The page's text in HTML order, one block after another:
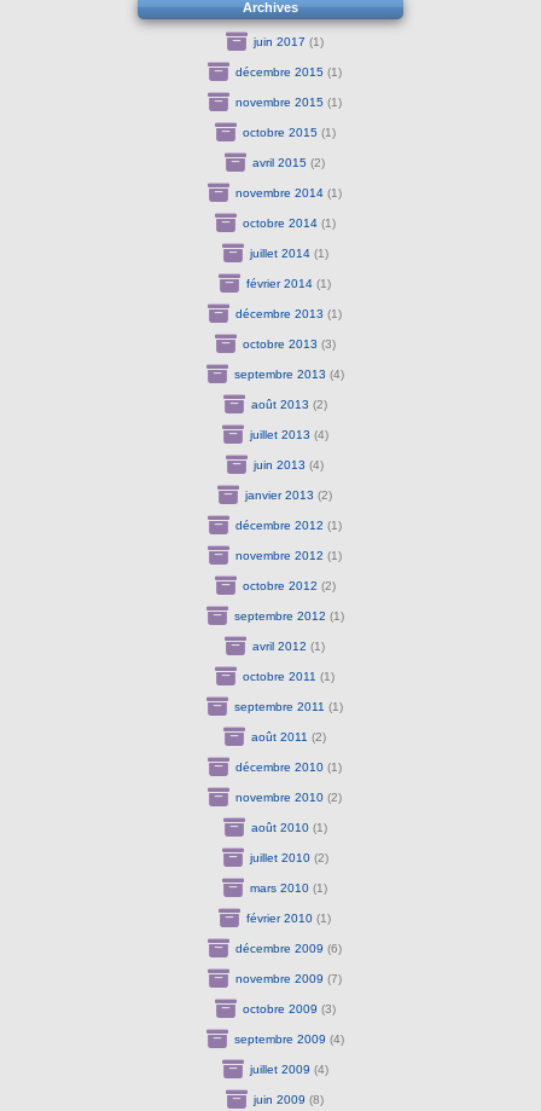
Archives
juin 2017 (1)
décembre 2015 (1)
novembre 2015 (1)
octobre 2015 (1)
avril 2015 (2)
novembre 2014 (1)
octobre 2014(1)
juillet 2014(1)
février 2014 (1)
décembre 2013 (1)
octobre 2013 (3)
septembre 2013 (4)
août 2013 (2)
juillet 2013 (4)
juin 2013 (4)
janvier 2013 (2)
décembre 2012 (1)
novembre 2012 (1)
octobre 2012 (2)
septembre 2012 (1)
avril 2012 (1)
octobre 2011 (1)
septembre 2011 (1)
août 2011 (2)
décembre 2010 (1)
novembre 2010 (2)
août 2010(1)
juillet 2010(2)
mars 2010 (1)
février 2010 (1)
décembre 2009 (6)
novembre 2009 (7)
octobre 2009 (3)
septembre 2009 (4)
juillet 2009 (4)
juin 2009 (8)